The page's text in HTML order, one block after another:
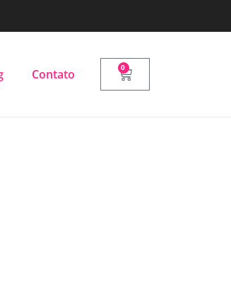
Contato 0